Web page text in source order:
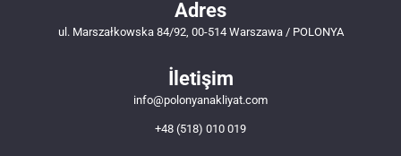
Adres
ul. Marszałkowska 84/92, 00-514 Warszawa / POLONYA
İletişim
info@polonyanakliyat.com
+48 (518) 010 019